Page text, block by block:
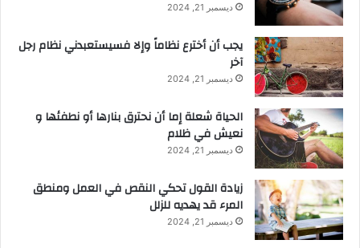
ديسمبر 21, 2024
يجب أن أخترع نظاماً وإلا فسيستعبدني نظام رجل
آخر
ديسمبر 21, 2024
الحياة شعلة إما أن نحترق بنارها أو نطفئها و
نعيش في ظلام
ديسمبر 21, 2024
زيادة القول تحكي النقص في العمل ومنطق
المرء قد يهديه للزلل
ديسمبر 21, 2024